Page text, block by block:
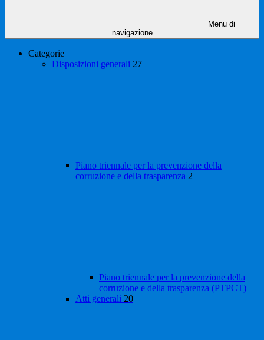
Menu di
navigazione
Categorie
Disposizioni generali 27
Piano triennale per la prevenzione della
corruzione e della trasparenza 2
Piano triennale per la prevenzione della
corruzione e della trasparenza (PTPCT)
Atti generali 20